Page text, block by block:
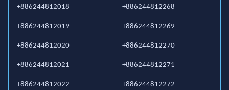
+886244812018
+886244812019
+886244812020
+886244812021
+886244812022
+886244812268
+886244812269
+886244812270
+886244812271
+886244812272